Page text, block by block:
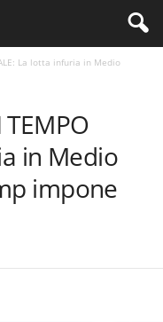
La lotta infuria in Medio
in Medio
impone